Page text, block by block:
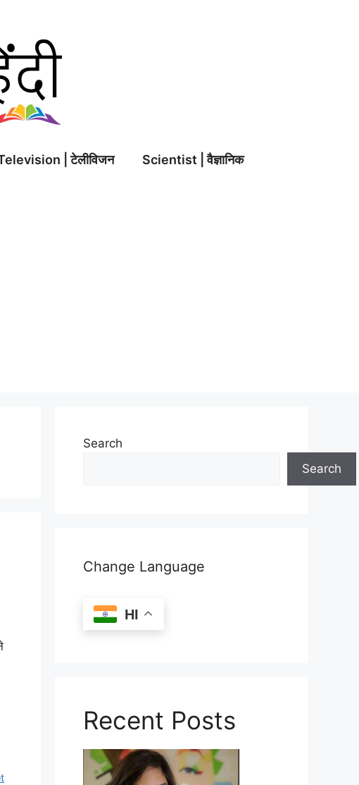
| टेलीविजन Scientist | वैज्ञानिक
Search
Search
Change Language
HI
Recent Posts